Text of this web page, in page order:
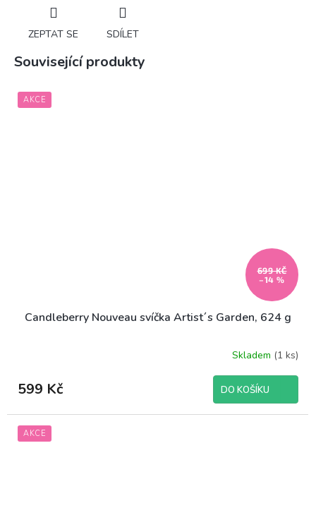
ZEPTAT SE SDÍLET
Související produkty
AKCE
699 KČ
–14 %
Candleberry Nouveau svíčka Artist´s Garden, 624 g
Skladem (1 ks)
599 Kč DO KOŠÍKU
AKCE